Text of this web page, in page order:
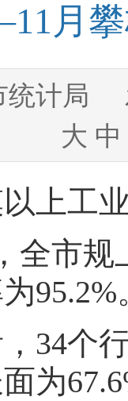
月
统计局
大 中
工业
规上
95.2%
个行
为